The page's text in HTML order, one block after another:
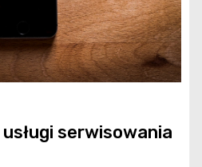
serwisowania